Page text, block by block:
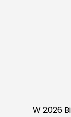
W 2026